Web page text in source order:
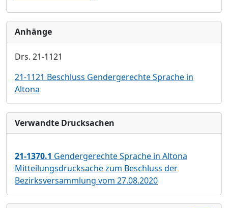
Anhänge
Drs. 21-1121
21-1121 Beschluss Gendergerechte Sprache in
Altona
Verwandte Drucksachen
21-1370.1 Gendergerechte Sprache in Altona
Mitteilungsdrucksache zum Beschluss der
Bezirksversammlung vom 27.08.2020